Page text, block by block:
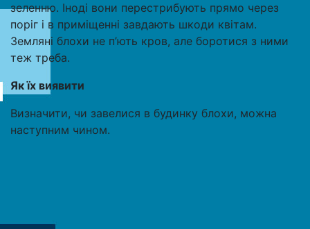
зеленню. Іноді вони перестрибують прямо через
поріг і в приміщенні завдають шкоди квітам.
Земляні блохи не п’ють кров, але боротися з ними
теж треба.
Як їх виявити
Визначити, чи завелися в будинку блохи, можна
наступним чином.